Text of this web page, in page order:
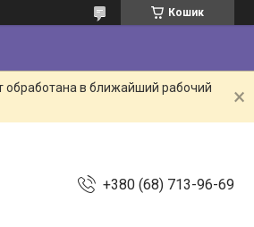
Кошик
обработана в ближайший рабочий
+380 (68) 713-96-69